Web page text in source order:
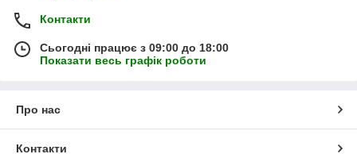
Контакти
Сьогодні працює з 09:00 до 18:00
Показати весь графік роботи
Про нас
Контакти